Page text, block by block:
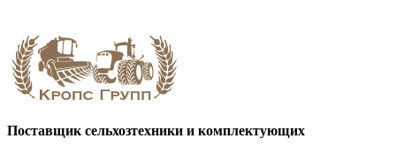
Поставщик сельхозтехники и комплектующих